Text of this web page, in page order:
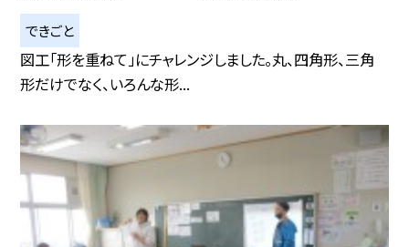
できごと
図工「形を重ねて」にチャレンジしました。丸、四角形、三角
形だけでなく、いろんな形...